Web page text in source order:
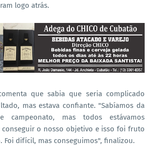
logo atrás.
que sabia que seria complicado
mas estava confiante. "Sabíamos da
campeonato, mas todos estávamos
o nosso objetivo e isso foi fruto
Foi difícil, mas conseguimos", finalizou.